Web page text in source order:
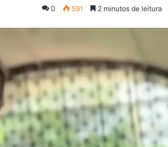
0 591 2 minutos de leitura